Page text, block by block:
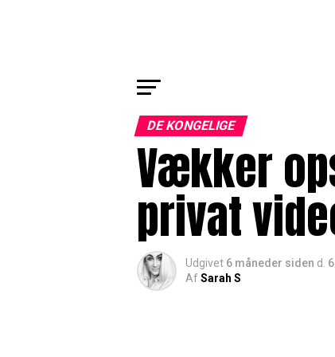
DE KONGELIGE
Vækker
privat
Udgivet 6 måneder siden d.
AfSarah S